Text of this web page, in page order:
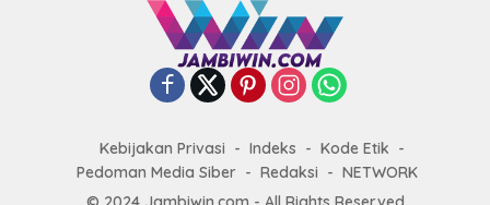
Kebijakan Privasi Indeks
Kode Etik
Pedoman Media Siber
Redaksi
NETWORK